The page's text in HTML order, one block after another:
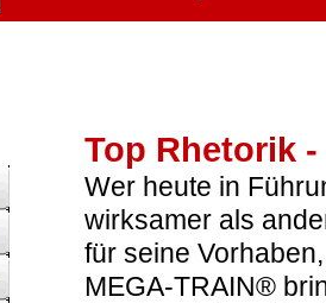
Top Rhetorik
Wer heute in
wirksamer als
für seine
MEGA-TRAIN®